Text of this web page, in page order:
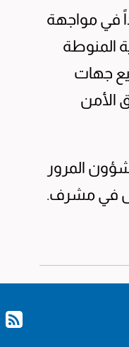
في مواجهة
المنوطة
جهات
الأمن
المرور
في مشرف.